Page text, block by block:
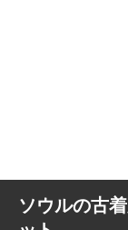
ソウルの古